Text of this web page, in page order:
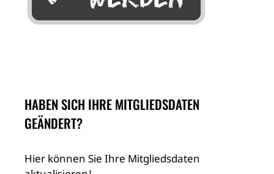
HABEN SICH IHRE MITGLIEDSDATEN
GEÄNDERT?
Hier können Sie Ihre Mitgliedsdaten